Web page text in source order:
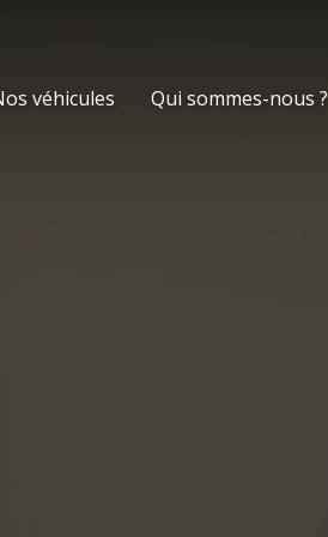
véhicules Qui sommes-nous ?